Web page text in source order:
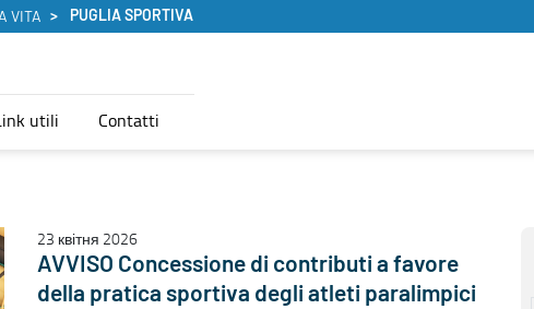
VITA PUGLIA SPORTIVA
utili Contatti
23 квітня 2026
AVVISO Concessione di contributi a favore
della pratica sportiva degli atleti paralimpici